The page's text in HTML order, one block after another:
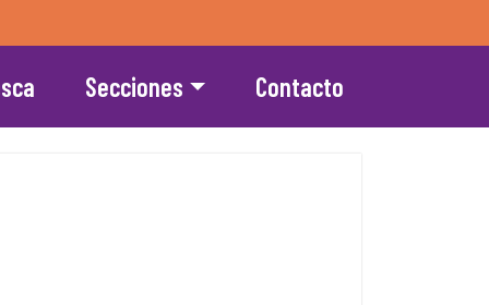
Secciones Contacto